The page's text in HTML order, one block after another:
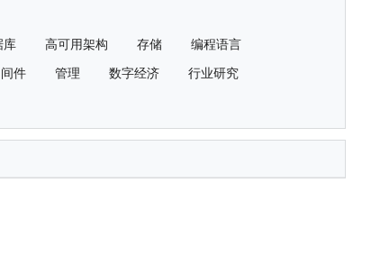
库 高可用架构 存储 编程语言
件 管理 数字经济 行业研究